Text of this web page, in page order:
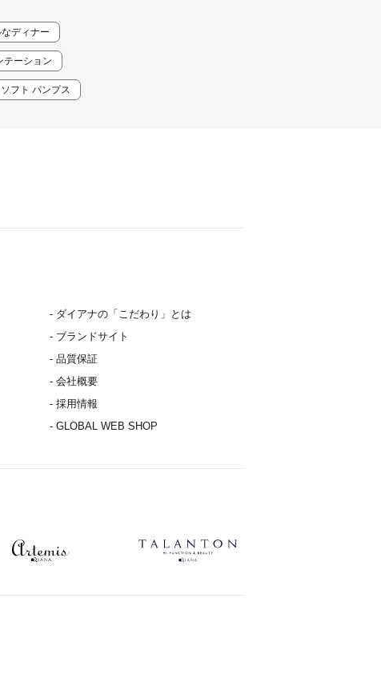
ディナー
テーション
フト パンプス
- ダイアナの「こだわり」とは
- ブランドサイト
- 品質保証
- 会社概要
- 採用情報
- GLOBAL WEB SHOP